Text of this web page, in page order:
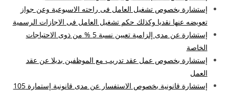
إستشارة بخصوص تشغيل العامل فى راحته الاسبوعية وعن جواز
تعويضه عنها نقديا وكذلك حكم تشغيل العامل فى الاجازات الرسمية
إستشارة عن مدى إلزامية تعيين نسبة 5 % من ذوى الاحتياجات
الخاصة
إستشارة بخصوص عمل عقد تدريب مع الموظفين بديلا عن عقد
العمل
إستشارة قانونية بخصوص الاستفسار عن مدى قانونية إستمارة 105